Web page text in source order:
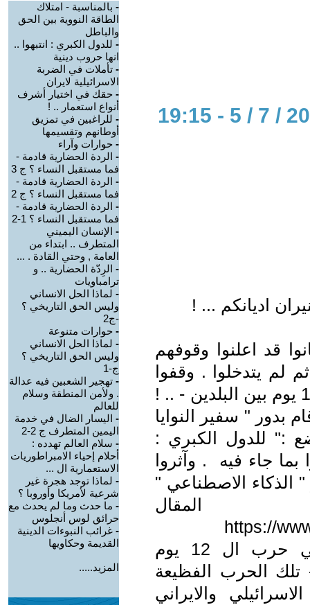
اديانكم ... !
قد اعلنوا وقوفهم
لم يتدخلوا . وقفوا
علي الحياد عندما اشتعلت حرب ال 12 يوم بين البلدين - .. !
بدور " سفير النوايا
:" للدول الكبري :
جاء فيه . وآثروا
" الذكاء الاصطناعي "
https://
--- ألطف ما جري في حرب ال 12 يوم
الحرب الفظيعة
والايراني
- بالمناسبة - امتلاك
الطاقة النووية بين الحق
والباطل
- للدول الكبري : انتبهوا ..
انها حروب دينية
- تأملات في الضربة
الاسرائيلية لايران
- حقك في اختيار أشرف
أنواع استعمار .. !
- للراغبين في تمزيق
أوطانهم وتقسيمها
- حوارات وآراء
- الردة الحضارية قادمة -
فما مستقبل النساء ؟ ج 3
- الردة الحضارية قادمة -
فما مستقبل النساء ؟ ج 2
- الردة الحضارية قادمة -
فما مستقبل النساء ؟ 1-2
- الإنسان اليميني
المتطرف .. ابتداء من
العامة , وحتي القادة . ...
- الرِدّة الحضارية .. و
ترامباويات
- لماذا الحل الانساني
وليس الحق التاريخي ؟
-ج2
- حوارات متنوعة
- لماذا الحل الانساني
وليس الحق التاريخي ؟
ج-1
- تهجير الشعبين فيه عدالة
. ولأمن المنطقة وسلام
للعالم
- اليسار الضال في خدمة
اليمين المتطرف ج 2-2
- سلام العالم تهدده :
أحلام إحياء الامبراطوريات
الاستعمارية ال ...
- لماذا توجد هجرة غير
شرعية لأمريكا وأوروبا ؟
- ما حدث وما لم يحدث مع
حرائق لوس أنجلوس
- غرائب النبوءات الدينية
القديمة وحكاويها
المزيد.....